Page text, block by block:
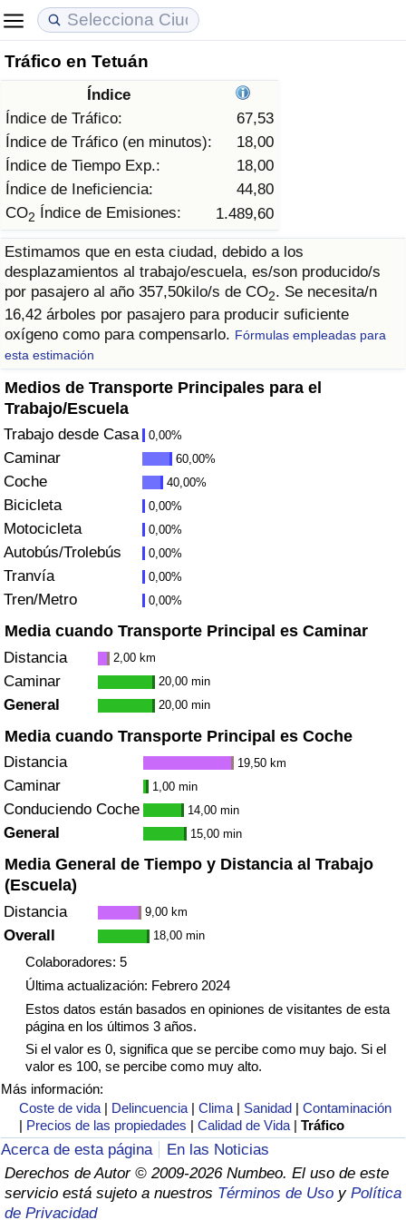
Tráfico en Tetuán
Índice
Índice de Tráfico:
67,53
Índice de Tráfico (en minutos):
18,00
Índice de Tiempo Exp.:
18,00
Índice de Ineficiencia:
44,80
CO2 Índice de Emisiones: 1.489,60
Estimamos que en esta ciudad, debido a los
desplazamientos al trabajo/escuela, es/son producido/s
por pasajero al año 357,50kilo/s de CO2. Se necesita/n
16,42 árboles por pasajero para producir suficiente
oxígeno como para compensarlo. Fórmulas empleadas para
esta estimación
Medios de Transporte Principales para el
Trabajo/Escuela
Trabajo desde Casa 0,00%
Caminar 60,00%
Coche 40,00%
Bicicleta 0,00%
Motocicleta 0,00%
Autobús/Trolebús 0,00%
Tranvía 0,00%
Tren/Metro 0,00%
Media cuando Transporte Principal es Caminar
Distancia 2,00 km
Caminar 20,00 min
General 20,00 min
Media cuando Transporte Principal es Coche
Distancia 19,50 km
Caminar 1,00 min
Conduciendo Coche 14,00 min
General 15,00 min
Media General de Tiempo y Distancia al Trabajo
(Escuela)
Distancia 9,00 km
Overall 18,00 min
Colaboradores: 5
Última actualización: Febrero 2024
Estos datos están basados en opiniones de visitantes de esta
página en los últimos 3 años.
Si el valor es 0, significa que se percibe como muy bajo. Si el
valor es 100, se percibe como muy alto.
Más información:
Coste de vida | Delincuencia |Clima | Sanidad |Contaminación
| Precios de las propiedades |Calidad de Vida |Tráfico
Acerca de esta página
En las Noticias
Derechos de Autor © 2009-2026 Numbeo. El uso de este
servicio está sujeto a nuestros Términos de Uso y Política
de Privacidad
Coste de vida
Índice de Costo de Vida (Actual)
Índice de Costo de Vida
Índice de costo de vida por país
en aqaba
Precios de las propiedades
Índice de Precios de Inmuebles (Actual)
Índice de Precios de Inmuebles
Índice de Precios de Inmuebles por País
Calidad de Vida
Índice de Calidad de Vida
Índice de Calidad de Vida (Actual)
Índice de calidad de vida por país
Delincuencia
Calificación del Índice de Criminalidad
(Actual)
Índice de criminalidad por país
Sanidad
Índice de Sanidad (Actual)
Índice de Sanidad
Índice de Sanidad por País
Índice de Contaminación (Actual)
Índice de contaminación
Índice de Contaminación por País
Tráfico
Índice de Tráfico
Índice de Tráfico (Actual)
Índice de Tráfico por País